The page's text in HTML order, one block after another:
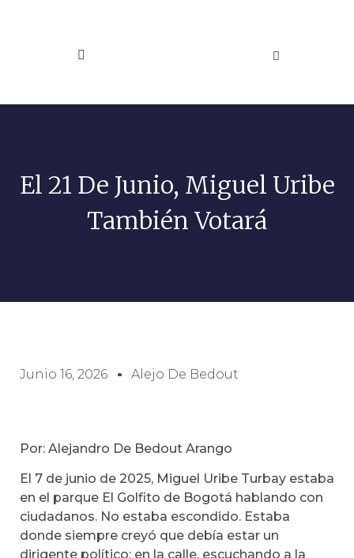
El 21 De Junio, Miguel Uribe
También Votará
Junio 16, 2026 Alejo De Bedout
Por: Alejandro De Bedout Arango
El 7 de junio de 2025, Miguel Uribe Turbay estaba
en el parque El Golfito de Bogotá hablando con
ciudadanos. No estaba escondido. Estaba
donde siempre creyó que debía estar un
dirigente político: en la calle, escuchando a la